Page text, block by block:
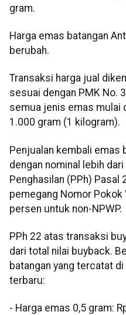
gram.
Harga emas batangan
berubah.
‎Transaksi harga jual
sesuai dengan PMK No.
semua jenis emas mulai
1.000 gram (1 kilogram).
Penjualan kembali emas
dengan nominal lebih
Penghasilan (PPh)
pemegang Nomor Pokok
persen untuk non-NPWP.
PPh 22 atas transaksi
dari total nilai buyback.
batangan yang tercatat
terbaru:
‎- Harga emas 0,5 gram: